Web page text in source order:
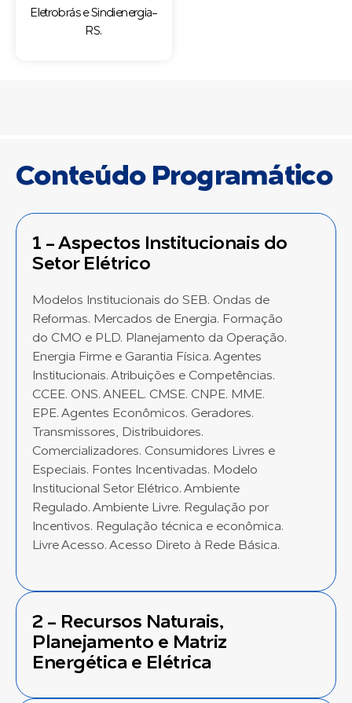
Eletrobrás e Sindienergia-
RS.
Conteúdo Programático
1 - Aspectos Institucionais do
Setor Elétrico
Modelos Institucionais do SEB. Ondas de
Reformas. Mercados de Energia. Formação
do CMO e PLD. Planejamento da Operação.
Energia Firme e Garantia Física. Agentes
Institucionais. Atribuições e Competências.
CCEE. ONS. ANEEL. CMSE. CNPE. MME.
EPE. Agentes Econômicos. Geradores.
Transmissores, Distribuidores.
Comercializadores. Consumidores Livres e
Especiais. Fontes Incentivadas. Modelo
Institucional Setor Elétrico. Ambiente
Regulado. Ambiente Livre. Regulação por
Incentivos. Regulação técnica e econômica.
Livre Acesso. Acesso Direto à Rede Básica.
2 - Recursos Naturais,
Planejamento e Matriz
Energética e Elétrica